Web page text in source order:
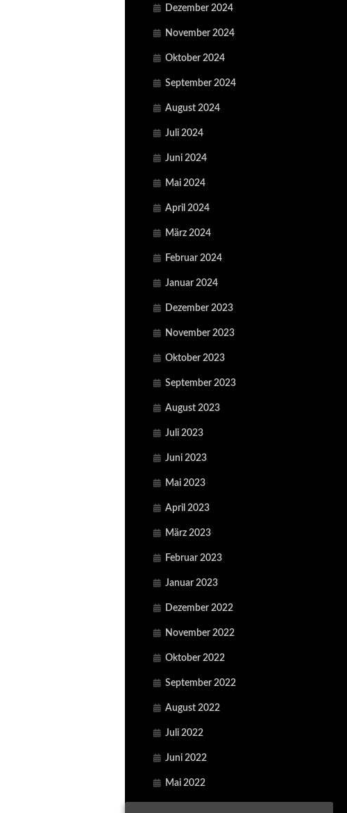
Dezember 2024
November 2024
Oktober 2024
September 2024
August 2024
Juli 2024
Juni 2024
Mai 2024
April 2024
März 2024
Februar 2024
Januar 2024
Dezember 2023
November 2023
Oktober 2023
September 2023
August 2023
Juli 2023
Juni 2023
Mai 2023
April 2023
März 2023
Februar 2023
Januar 2023
Dezember 2022
November 2022
Oktober 2022
September 2022
August 2022
Juli 2022
Juni 2022
Mai 2022